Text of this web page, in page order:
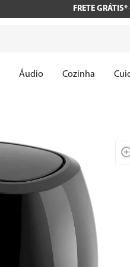
FRETE GRÁTIS*
Áudio Cozinha